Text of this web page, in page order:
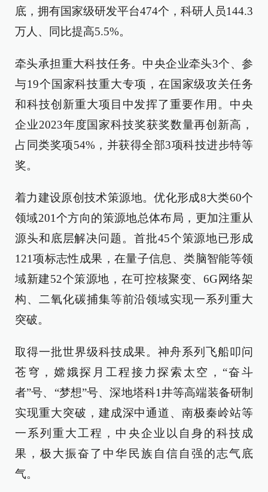
底，拥有国家级研发平台474个，科研人员144.3
万人、同比提高5.5%。
牵头承担重大科技任务。中央企业牵头3个、参
与19个国家科技重大专项，在国家级攻关任务
和科技创新重大项目中发挥了重要作用。中央
企业2023年度国家科技奖获奖数量再创新高，
占同类奖项54%，并获得全部3项科技进步特等
奖。
着力建设原创技术策源地。优化形成8大类60个
领域201个方向的策源地总体布局，更加注重从
源头和底层解决问题。首批45个策源地已形成
121项标志性成果，在量子信息、类脑智能等领
域新建52个策源地，在可控核聚变、6G网络架
构、二氧化碳捕集等前沿领域实现一系列重大
突破。
取得一批世界级科技成果。神舟系列飞船叩问
苍穹，嫦娥探月工程接力探索太空，“奋斗
者”号、“梦想”号、深地塔科1井等高端装备研制
实现重大突破，建成深中通道、南极秦岭站等
一系列重大工程，中央企业以自身的科技成
果，极大振奋了中华民族自信自强的志气底
气。